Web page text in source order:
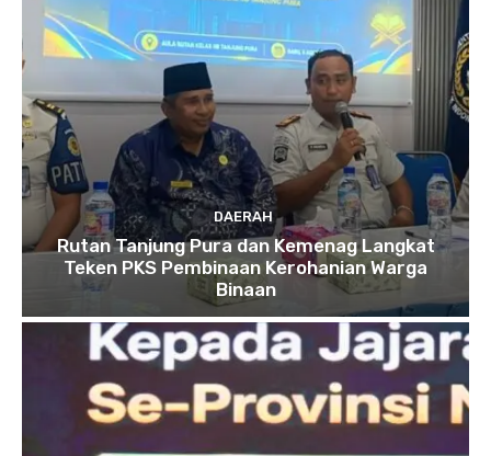
DAERAH
Rutan Tanjung Pura dan Kemenag Langkat
Teken PKS Pembinaan Kerohanian Warga
Binaan